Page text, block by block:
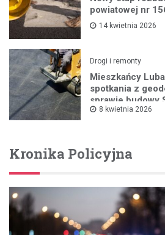
powiatowej nr
14 kwietnia 2026
Drogi i remonty
Mieszkańcy
spotkania z
sprawie budowy
8 kwietnia 2026
Kronika Policyjna